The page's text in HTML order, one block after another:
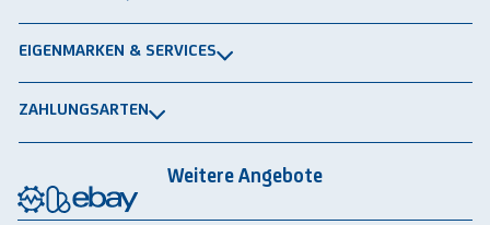
Schwerlastregale
Lagerbehälten
Datenschutz
Cookie-Einstellungen
EIGENMARKEN & SERVICES
Integrationspartner
Rückbauten & Ankauf gebrauchter Lagertechnik
ZAHLUNGSARTEN
Weitere Angebote